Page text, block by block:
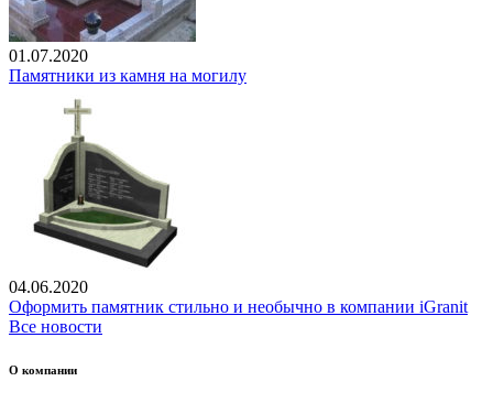
01.07.2020
Памятники из камня на могилу
04.06.2020
Оформить памятник стильно и необычно в компании iGranit
Все новости
О компании